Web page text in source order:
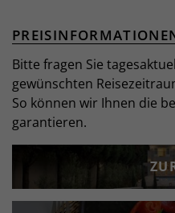
Bitte fragen Sie
gewünschten
So können wir Ihnen die
garantieren.